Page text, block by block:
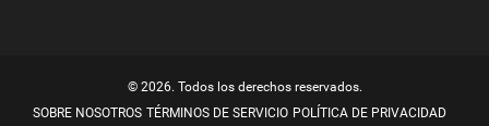
© 2026. Todos los derechos reservados.
SOBRE NOSOTROS TÉRMINOS DE SERVICIO POLÍTICA DE PRIVACIDAD